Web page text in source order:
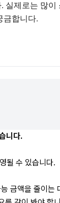
제로는 많이
금합니다.
니다.
될 수 있습니다.
금액을 줄이는